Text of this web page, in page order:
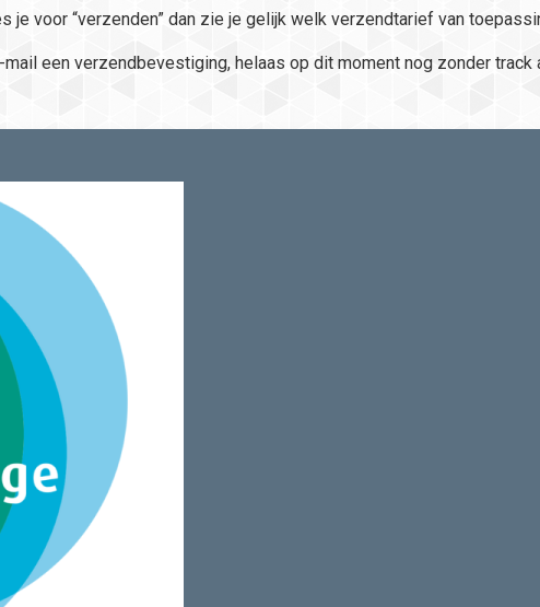
je voor “verzenden” dan zie je gelijk welk verzendtarief van
een verzendbevestiging, helaas op dit moment nog zonder track